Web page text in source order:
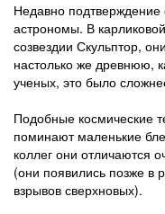
Недавно
астрономы. В
созвездии Скульптор,
настолько же древнюю,
ученых, это было
Подобные космические
поминают маленькие
коллег они отличаются
(они по­явились позже в
взрывов сверхновых).